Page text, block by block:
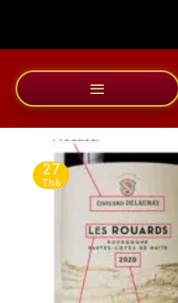
dung
27
Th6